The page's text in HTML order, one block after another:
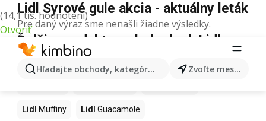
(14,1 tis. hodnotení)
Otvoriť
Hľadajte obchody, kategórie, produkty... Zvoľte mesto
Lidl Syrové gule akcia - aktuálny leták
Pre daný výraz sme nenašli žiadne výsledky.
Ďalšie produkty v obchodoch Lidl
Lidl Muffiny Lidl Guacamole